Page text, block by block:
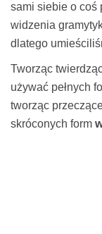
sami siebie o coś
widzenia
dlatego
Tworząc
używać pełnych
tworząc
skróconych form